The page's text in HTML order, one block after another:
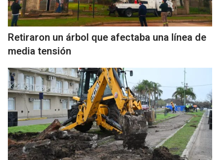
Retiraron un árbol que afectaba una línea de
media tensión